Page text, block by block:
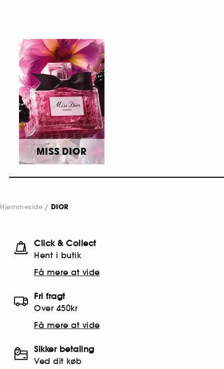
MISS DIOR
Hjemmeside DIOR
Click & Collect
Hent i butik
Få mere at vide
Fri fragt
Over 450kr
Få mere at vide
Sikker betaling
Ved dit køb